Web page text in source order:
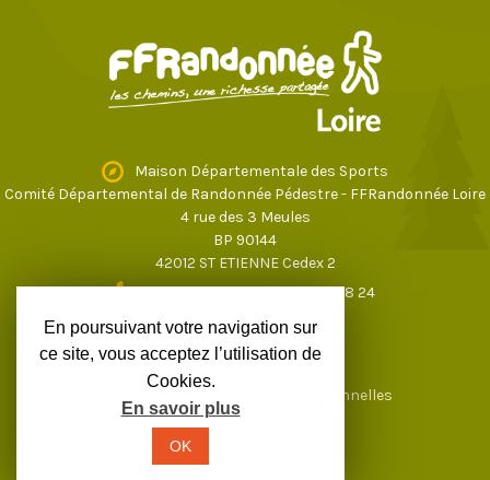
Maison Départementale des Sports
Comité Départemental de Randonnée Pédestre - FFRandonnée Loire
4 rue des 3 Meules
BP 90144
42012 ST ETIENNE Cedex 2
04 77 43 59 17ou04 77 37 28 24
loire@ffrandonnee.fr
Données personnelles
En poursuivant votre navigation sur
ce site, vous acceptez l’utilisation de
Cookies.
En savoir plus
OK